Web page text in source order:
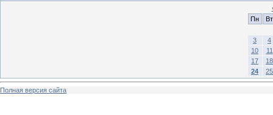
Пн
Вт
3
4
10
11
17
18
24
25
Полная версия сайта